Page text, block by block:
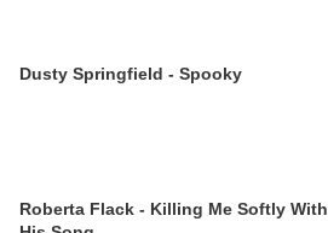
Dusty Springfield - Spooky
Roberta Flack - Killing Me Softly With